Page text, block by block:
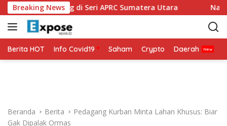
a
g
u
Breaking News
Bertarung di Seri APRC Sumatera Utara Napoli
Berita HOT Info Covid19 Saham Crypto Daerah
Beranda Berita
Pedagang Kurban Minta Lahan Khusus: Biar
Gak Dipalak Ormas